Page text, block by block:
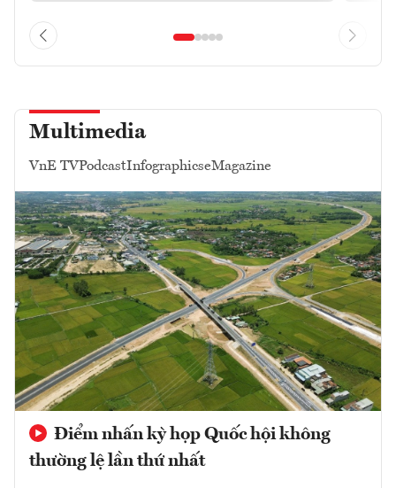
Multimedia
VnE TVPodcastInfographicseMagazine
Điểm nhấn kỳ họp Quốc hội không
thường lệ lần thứ nhất